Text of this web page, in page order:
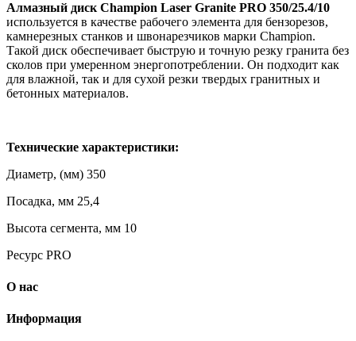
Алмазный диск Champion Laser Granite PRO 350/25.4/10
используется в качестве рабочего элемента для бензорезов,
камнерезных станков и швонарезчиков марки Champion.
Такой диск обеспечивает быструю и точную резку гранита без
сколов при умеренном энергопотреблении. Он подходит как
для влажной, так и для сухой резки твердых гранитных и
бетонных материалов.
Технические характеристики:
Диаметр, (мм) 350
Посадка, мм 25,4
Высота сегмента, мм 10
Ресурс PRO
О нас
Информация